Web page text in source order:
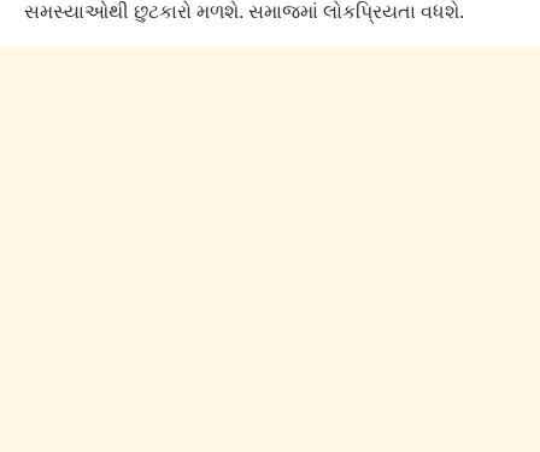
સમસ્યાઓથી છુટકારો મળશે. સમાજમાં લોકપ્રિયતા વધશે.